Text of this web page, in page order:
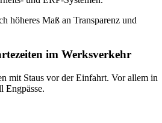
höheres Maß an Transparenz und
im Werksverkehr
mit Staus vor der Einfahrt. Vor allem in
Engpässe.